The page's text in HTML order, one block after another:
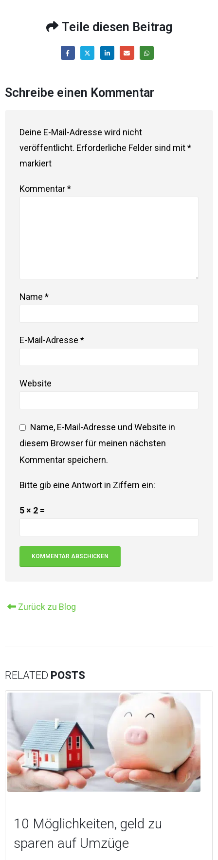
Teile diesen Beitrag
Schreibe einen Kommentar
Deine E-Mail-Adresse wird nicht
veröffentlicht. Erforderliche Felder sind mit*
markiert
Kommentar*
Name *
E-Mail-Adresse *
Website
Name, E-Mail-Adresse und Website in
diesem Browser für meinen nächsten
Kommentar speichern.
Bitte gib eine Antwort in Ziffern ein:
5 × 2 =
Zurück zu Blog
RELATED POSTS
10 Möglichkeiten, geld zu
sparen auf Umzüge